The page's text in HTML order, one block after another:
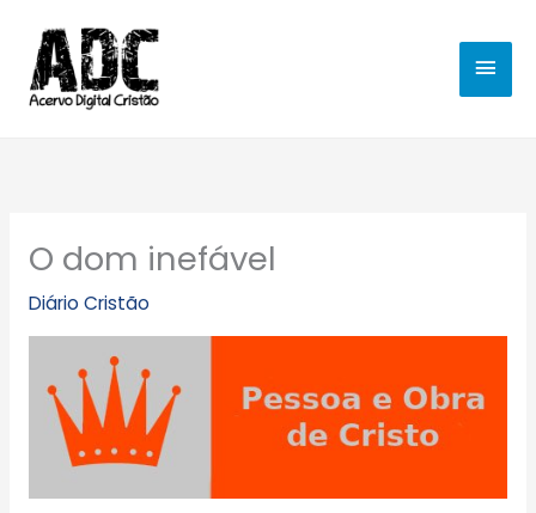
para
conteúdo
O dom inefável
Diário Cristão